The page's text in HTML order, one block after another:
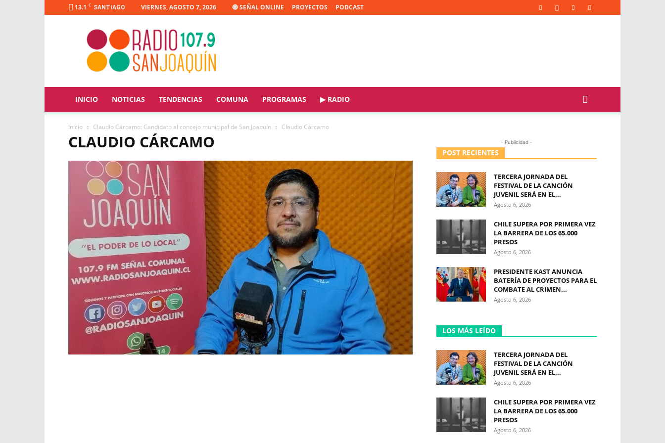
13.1 C SANTIAGO VIERNES, AGOSTO 7, 2026 🔴 SEÑAL ONLINE PROYECTOS PODCAST
Radio
Joaquín
INICIO NOTICIAS TENDENCIAS COMUNA PROGRAMAS ▶ RADIO
Inicio Claudio Cárcamo: Candidato al concejo municipal de San Joaquín Claudio Cárcamo
CLAUDIO CÁRCAMO - Publicidad -
POST RECIENTES
TERCERA JORNADA DEL
FESTIVAL DE LA CANCIÓN
JUVENIL SERÁ EN EL...
Agosto 6, 2026
CHILE SUPERA POR PRIMERA VEZ
LA BARRERA DE LOS 65.000
PRESOS
Agosto 6, 2026
PRESIDENTE KAST ANUNCIA
BATERÍA DE PROYECTOS PARA EL
COMBATE AL CRIMEN...
Agosto 6, 2026
LOS MÁS LEÍDO
TERCERA JORNADA DEL
FESTIVAL DE LA CANCIÓN
JUVENIL SERÁ EN EL...
Agosto 6, 2026
CHILE SUPERA POR PRIMERA VEZ
LA BARRERA DE LOS 65.000
PRESOS
Agosto 6, 2026